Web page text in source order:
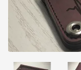
Шеврони
Ключниці